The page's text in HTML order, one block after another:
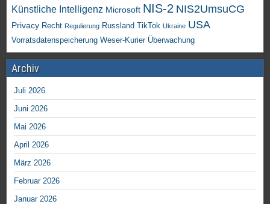
Künstliche Intelligenz Microsoft NIS-2 NIS2UmsuCG
Privacy Recht Regulierung Russland TikTok Ukraine USA
Vorratsdatenspeicherung Weser-Kurier Überwachung
Archiv
Juli 2026
Juni 2026
Mai 2026
April 2026
März 2026
Februar 2026
Januar 2026